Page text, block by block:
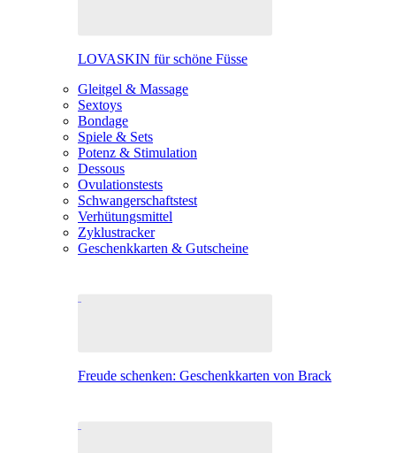
LOVASKIN für schöne Füsse
Gleitgel & Massage
Sextoys
Bondage
Spiele & Sets
Potenz & Stimulation
Dessous
Ovulationstests
Schwangerschaftstest
Verhütungsmittel
Zyklustracker
Geschenkkarten & Gutscheine
Freude schenken: Geschenkkarten von Brack